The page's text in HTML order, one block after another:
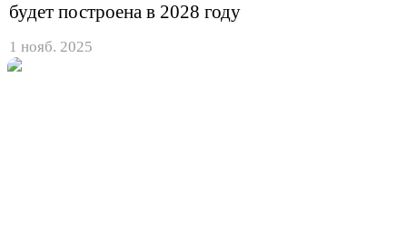
будет построена в 2028 году
1 нояб. 2025